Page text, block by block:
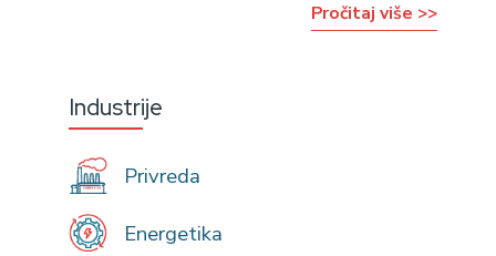
Pročitaj više >>
Industrije
Privreda
Energetika